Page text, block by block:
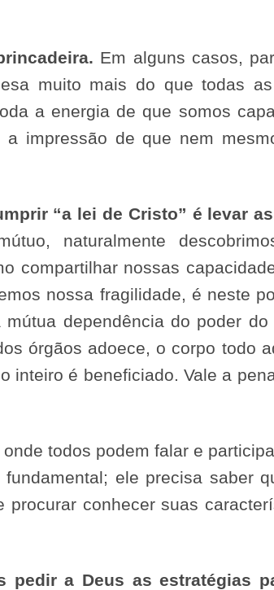
Em alguns casos,
muito mais do que todas as
a energia de que somos
impressão de que nem
“a lei de Cristo” é levar
naturalmente
compartilhar nossas
nossa fragilidade, é neste
dependência do poder do
órgãos adoece, o corpo todo
inteiro é beneficiado. Vale a
todos podem falar e
ele precisa saber
conhecer suas
pedir a Deus as estratégias